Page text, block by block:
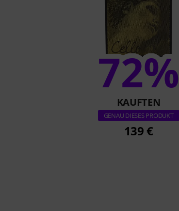
72%
KAUFTEN
GENAU DIESES PRODUKT
139 €